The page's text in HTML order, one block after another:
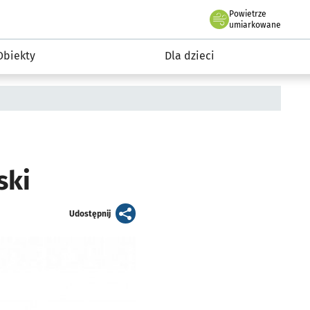
rekreacja
Powietrze
we Wrocławiu
umiarkowane
Dla dzieci
Udostępnijartykuł